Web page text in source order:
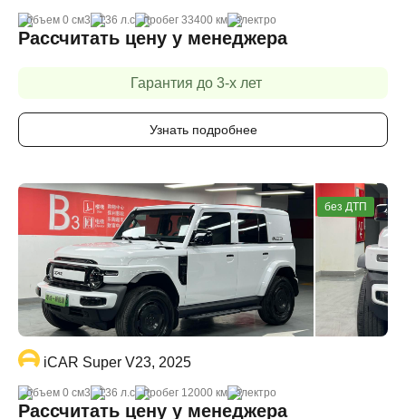
объем 0 cм3 136 л.с пробег 33400 км электро
Рассчитать цену у менеджера
Гарантия до 3-х лет
Узнать подробнее
без ДТП
iCAR Super V23, 2025
объем 0 cм3 136 л.с пробег 12000 км электро
Рассчитать цену у менеджера